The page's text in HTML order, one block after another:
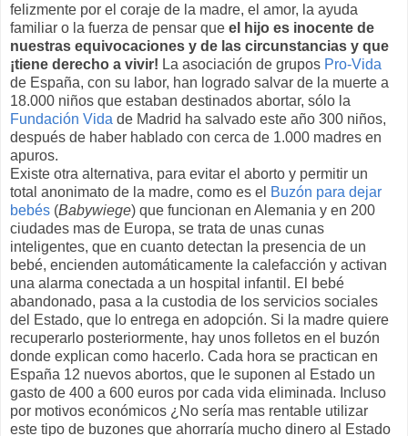
felizmente por el coraje de la madre, el amor, la ayuda
familiar o la fuerza de pensar que el hijo es inocente de
nuestras equivocaciones y de las circunstancias y que
¡tiene derecho a vivir! La asociación de grupos Pro-Vida
de España, con su labor, han logrado salvar de la muerte a
18.000 niños que estaban destinados abortar, sólo la
Fundación Vida de Madrid ha salvado este año 300 niños,
después de haber hablado con cerca de 1.000 madres en
apuros.
Existe otra alternativa, para evitar el aborto y permitir un
total anonimato de la madre, como es el Buzón para dejar
bebés (Babywiege) que funcionan en Alemania y en 200
ciudades mas de Europa, se trata de unas cunas
inteligentes, que en cuanto detectan la presencia de un
bebé, encienden automáticamente la calefacción y activan
una alarma conectada a un hospital infantil. El bebé
abandonado, pasa a la custodia de los servicios sociales
del Estado, que lo entrega en adopción. Si la madre quiere
recuperarlo posteriormente, hay unos folletos en el buzón
donde explican como hacerlo. Cada hora se practican en
España 12 nuevos abortos, que le suponen al Estado un
gasto de 400 a 600 euros por cada vida eliminada. Incluso
por motivos económicos ¿No sería mas rentable utilizar
este tipo de buzones que ahorraría mucho dinero al Estado